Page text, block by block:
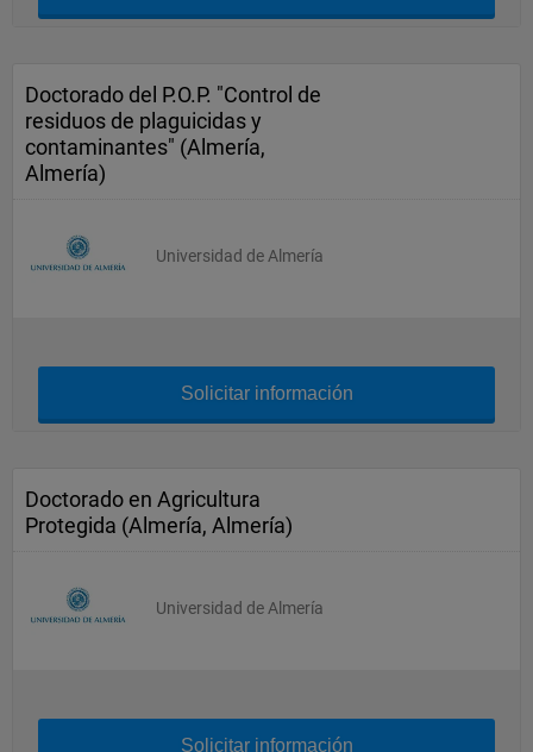
Doctorado del P.O.P. "Control de
residuos de plaguicidas y
contaminantes" (Almería,
Almería)
Universidad de Almería
Solicitar información
Doctorado en Agricultura
Protegida (Almería, Almería)
Universidad de Almería
Solicitar información